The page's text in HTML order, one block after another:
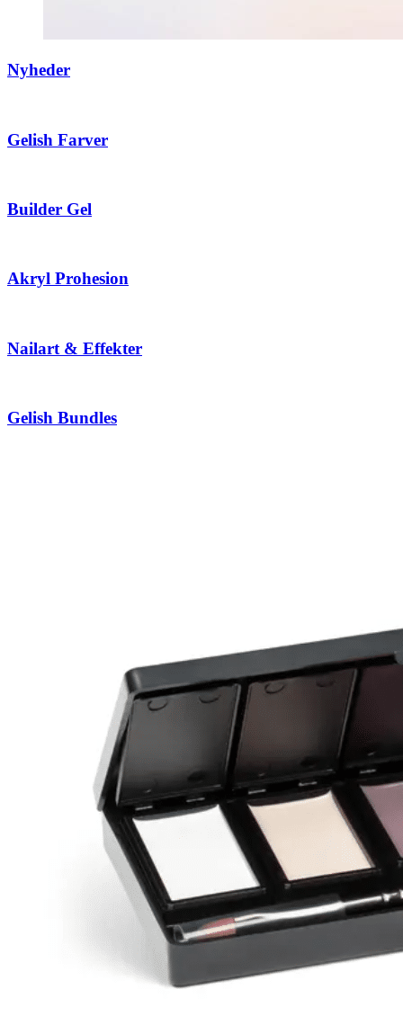
Nyheder
Gelish Farver
Builder Gel
Akryl Prohesion
Nailart & Effekter
Gelish Bundles